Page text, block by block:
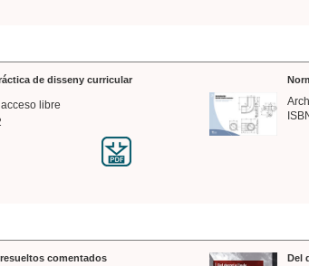
de disseny curricular
libre
comentados Del